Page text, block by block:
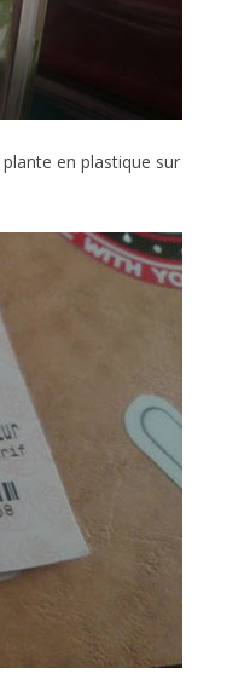
en plastique sur